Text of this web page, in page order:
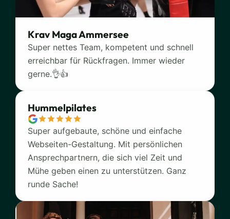
Krav Maga Ammersee
Super nettes Team, kompetent und schnell
erreichbar für Rückfragen. Immer wieder
gerne.👌👍
Hummelpilates
Super aufgebaute, schöne und einfache
Webseiten-Gestaltung. Mit persönlichen
Ansprechpartnern, die sich viel Zeit und
Mühe geben einen zu unterstützen. Ganz
runde Sache!